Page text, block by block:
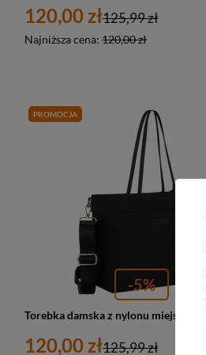
120,00 zł
Najniższa cena: 120,00 zł
125,99 zł
PROMOCJA
-5%
120,00 zł125,99 zł